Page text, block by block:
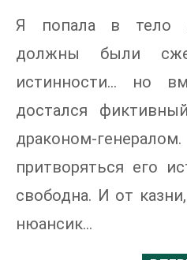
Я попала в тело
должны были
истинности… но
достался
драконом-
притворяться его
свободна. И от
нюансик…